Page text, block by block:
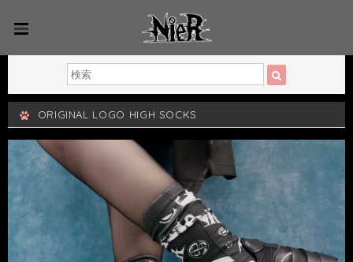
ORIGINAL LOGO HIGH SOCKS